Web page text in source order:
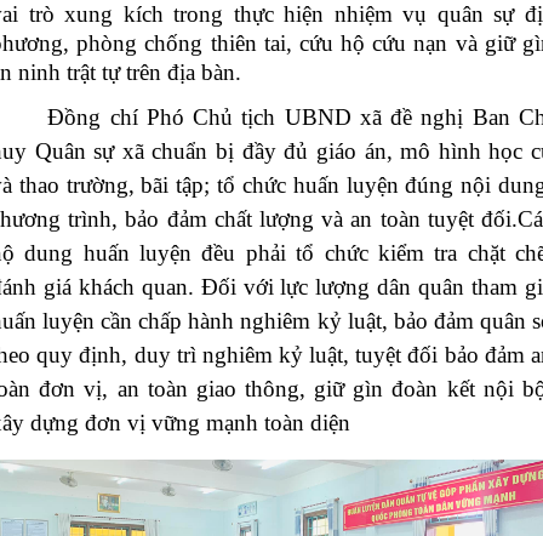
trò xung kích trong thực hiện nhiệm vụ quân sự
phòng chống thiên tai, cứu hộ cứu nạn và giữ
ninh trật tự trên địa bàn.
Đồng chí Phó Chủ tịch UBND xã đề nghị Ban
Quân sự xã chuẩn bị đầy đủ giáo án, mô hình học
thao trường, bãi tập; tổ chức huấn luyện đúng nội
trình, bảo đảm chất lượng và an toàn tuyệt
dung huấn luyện đều phải tổ chức kiểm tra chặt
giá khách quan. Đối với lực lượng dân quân tham
luyện cần chấp hành nghiêm kỷ luật, bảo đảm quân
quy định, duy trì nghiêm kỷ luật, tuyệt đối bảo đảm
đơn vị, an toàn giao thông, giữ gìn đoàn kết nội
dựng đơn vị vững mạnh toàn diện